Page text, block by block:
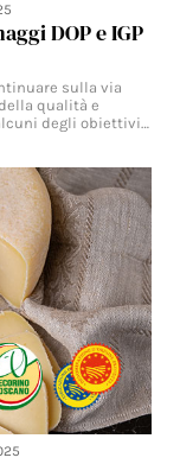
DOP e IGP
sulla via
qualità e
degli obiettivi…